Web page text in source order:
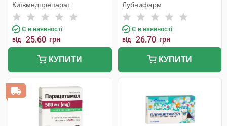
Київмедпрепарат
Є в наявності
від 25.60 грн
КУПИТИ
Лубнифарм
Є в наявності
від 26.70 грн
КУПИТИ